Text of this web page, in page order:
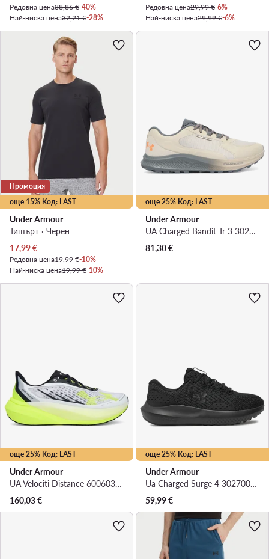
Редовна цена38,86 €-40%
Най-ниска цена32,21 €-28%
Редовна цена29,99 €-6%
Най-ниска цена29,99 €-6%
още 15% Код: LAST
Промоция
Under Armour
Тишърт · Черен
Актуална цена
17,99€
Редовна цена19,99 €-10%
Най-ниска цена19,99 €-10%
още 25% Код: LAST
Under Armour
UA Charged Bandit Tr 3 3028371 · Маратонки за бягане
81,30€
още 25% Код: LAST
Under Armour
UA Velociti Distance 6006030 102 · Маратонки за бягане
160,03€
още 25% Код: LAST
Under Armour
Ua Charged Surge 4 3027000-002 · Маратонки за бягане
59,99€